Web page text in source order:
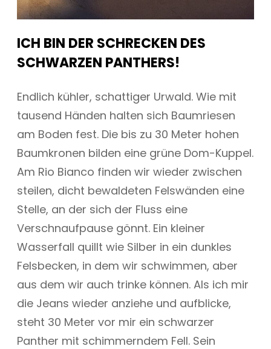
ICH BIN DER SCHRECKEN DES
SCHWARZEN PANTHERS!
Endlich kühler, schattiger Urwald. Wie mit
tausend Händen halten sich Baumriesen
am Boden fest. Die bis zu 30 Meter hohen
Baumkronen bilden eine grüne Dom-Kuppel.
Am Rio Bianco finden wir wieder zwischen
steilen, dicht bewaldeten Felswänden eine
Stelle, an der sich der Fluss eine
Verschnaufpause gönnt. Ein kleiner
Wasserfall quillt wie Silber in ein dunkles
Felsbecken, in dem wir schwimmen, aber
aus dem wir auch trinke können. Als ich mir
die Jeans wieder anziehe und aufblicke,
steht 30 Meter vor mir ein schwarzer
Panther mit schimmerndem Fell. Sein